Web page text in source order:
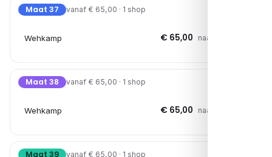
Maat 37 vanaf € 65,00 · 1 shop
Wehkamp € 65,00 naar shop →
Maat 38 vanaf € 65,00 · 1 shop
Wehkamp € 65,00 naar shop →
Maat 39 vanaf € 65,00 · 1 shop